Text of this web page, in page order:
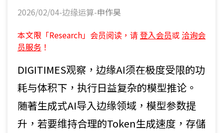
2026/02/04-边缘运算-申作昊
本文限「Research」会员阅读，请登入会员或 洽询会
员服务 ！
DIGITIMES观察，边缘AI须在极度受限的功
耗与体积下，执行日益复杂的模型推论。
随著生成式AI导入边缘领域，模型参数提
升，若要维持合理的Token生成速度，存儲